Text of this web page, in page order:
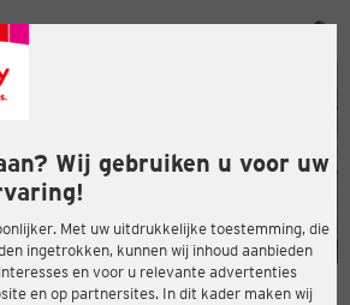
Wij gebruiken u voor uw
Met uw uitdrukkelijke toestemming, die
ingetrokken, kunnen wij inhoud aanbieden
en voor u relevante advertenties
en op partnersites. In dit kader maken wij